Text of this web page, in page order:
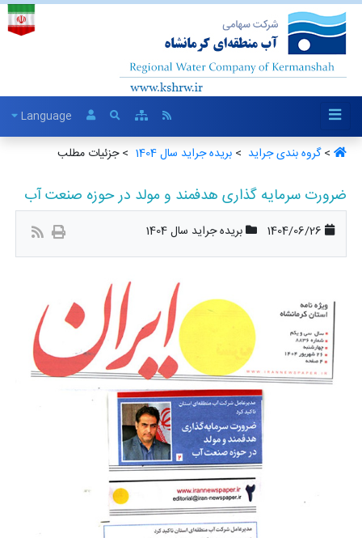
Language
>گروه بندی جراید ‏ >بریده جراید سال 1404 ‏ > جزئیات مطلب
ضرورت سرمایه گذاری هدفمند و مولد در حوزه صنعت آب
1404/06/26 بریده جراید سال 1404